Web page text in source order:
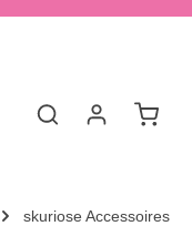
skuriose Accessoires